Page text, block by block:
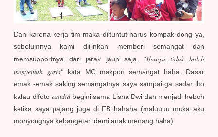
Dan karena kerja tim maka diituntut harus kompak dong ya,
sebelumnya kami diijinkan memberi semangat dan
memsupportnya dari jarak jauh saja. "Ibunya tidak boleh
menyentuh garis"kata MC makpon semangat haha. Dasar
emak -emak saking semangatnya saya sampai ga sadar lho
kalau difotocandidbegini sama Lisna Dwi dan menjadi heboh
ketika saya pajang juga di FB hahaha (maluuuu muka aku
monyongnya kebangetan demi anak menang haha)